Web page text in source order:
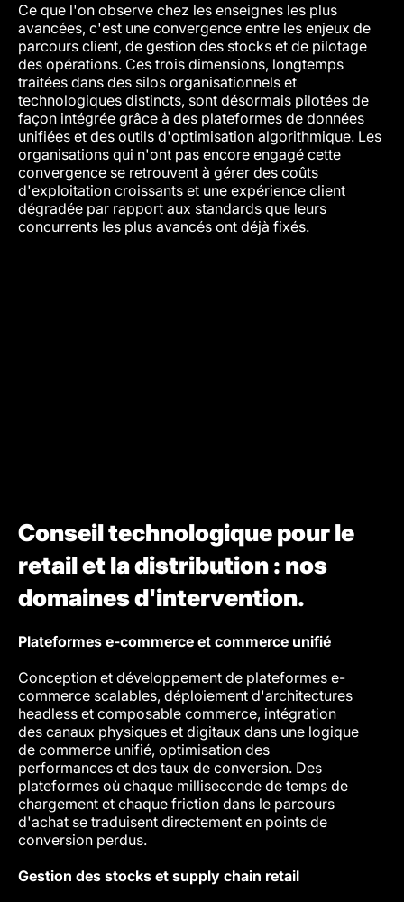
Ce que l'on observe chez les enseignes les plus
avancées, c'est une convergence entre les enjeux de
parcours client, de gestion des stocks et de pilotage
des opérations. Ces trois dimensions, longtemps
traitées dans des silos organisationnels et
technologiques distincts, sont désormais pilotées de
façon intégrée grâce à des plateformes de données
unifiées et des outils d'optimisation algorithmique. Les
organisations qui n'ont pas encore engagé cette
convergence se retrouvent à gérer des coûts
d'exploitation croissants et une expérience client
dégradée par rapport aux standards que leurs
concurrents les plus avancés ont déjà fixés.
Conseil technologique pour le
retail et la distribution : nos
domaines d'intervention.
Plateformes e-commerce et commerce unifié
Conception et développement de plateformes e-
commerce scalables, déploiement d'architectures
headless et composable commerce, intégration
des canaux physiques et digitaux dans une logique
de commerce unifié, optimisation des
performances et des taux de conversion. Des
plateformes où chaque milliseconde de temps de
chargement et chaque friction dans le parcours
d'achat se traduisent directement en points de
conversion perdus.
Gestion des stocks et supply chain retail